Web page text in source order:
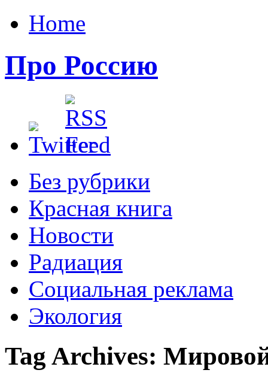
Home
Про Россию
Без рубрики
Красная книга
Новости
Радиация
Социальная реклама
Экология
Tag Archives: